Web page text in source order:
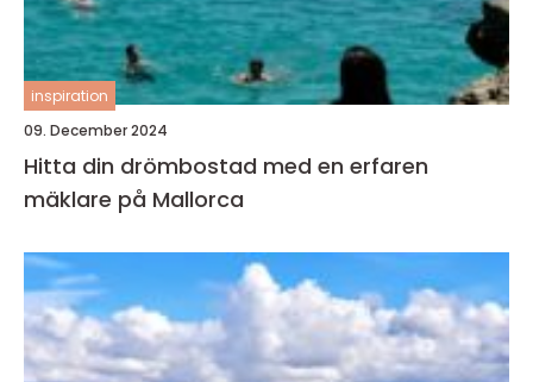
inspiration
09. December 2024
Hitta din drömbostad med en erfaren
mäklare på Mallorca